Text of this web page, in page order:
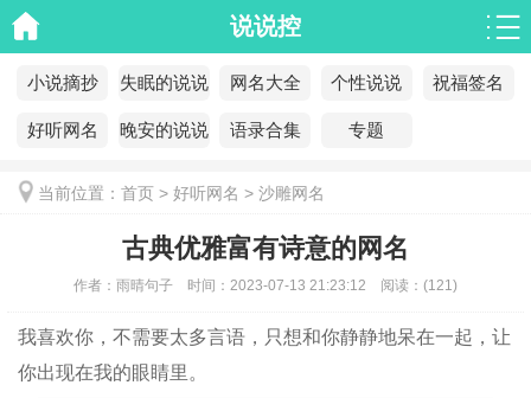
说说控
小说摘抄 失眠的说说 网名大全 个性说说 祝福签名
好听网名 晚安的说说 语录合集 专题
当前位置： 首页 > 好听网名 > 沙雕网名
古典优雅富有诗意的网名
作者： 雨晴句子 时间： 2023-07-13 21:23:12 阅读： (121)
我喜欢你，不需要太多言语，只想和你静静地呆在一起，让
你出现在我的眼睛里。